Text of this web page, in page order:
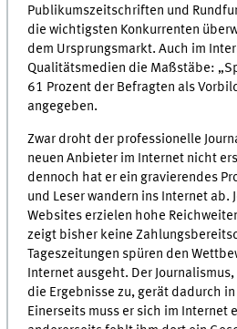
Publikumszeitschriften und
die wichtigsten Konkurrenten
dem Ursprungsmarkt. Auch im
Qualitätsmedien die Maßstäbe:
61 Prozent der Befragten als
angegeben.
Zwar droht der professionelle
neuen Anbieter im Internet nicht
dennoch hat er ein gravierendes
und Leser wandern ins Internet ab.
Websites erzielen hohe
zeigt bisher keine
Tageszeitungen spüren den
Internet ausgeht. Der
die Ergebnisse zu, gerät dadurch
Einerseits muss er sich im Internet